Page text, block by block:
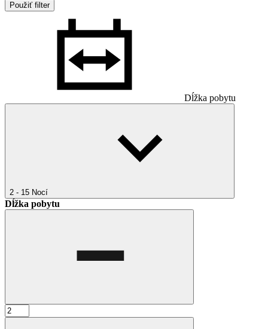
Použiť filter
Dĺžka pobytu
2 - 15 Nocí
Dĺžka pobytu